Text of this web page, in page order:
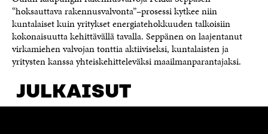
“hoksauttava rakennusvalvonta”–prosessi kytkee niin
kuntalaiset kuin yritykset energiatehokkuuden talkoisiin
kokonaisuutta kehittävällä tavalla. Seppänen on laajentanut
virkamiehen valvojan tonttia aktiiviseksi, kuntalaisten ja
yritysten kanssa yhteiskehitteleväksi maailmanparantajaksi.
JULKAISUT